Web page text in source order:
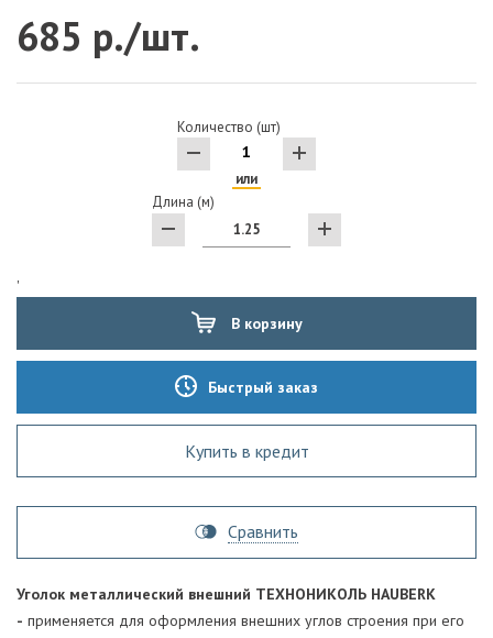
685 р./шт.
Количество (шт)
или
Длина (м)
'
В корзину
Быстрый заказ
Купить в кредит
Сравнить
Уголок металлический внешний ТЕХНОНИКОЛЬ HAUBERK
- применяется для оформления внешних углов строения при его